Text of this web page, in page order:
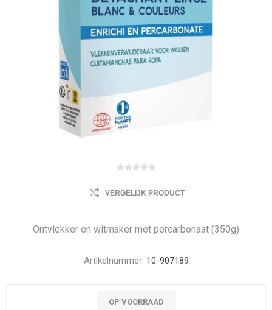
VERGELIJK PRODUCT
Ontvlekker en witmaker met percarbonaat (350g)
Artikelnummer: 10-907189
OP VOORRAAD